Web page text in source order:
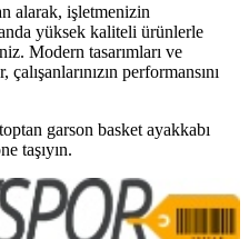
alarak, işletmenizin
yüksek kaliteli ürünlerle
Modern tasarımları ve
performansını
garson basket ayakkabı
taşıyın.